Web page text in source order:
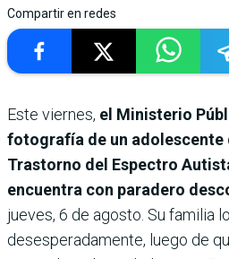
Compartir en redes
Este viernes, el Ministerio
fotografía de un adolescente
Trastorno del Espectro
encuentra con paradero
jueves, 6 de agosto. Su familia
desesperadamente, luego de